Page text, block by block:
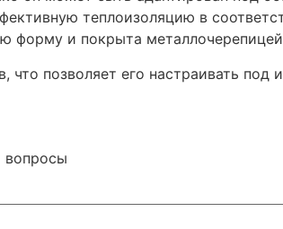
теплоизоляцию в
форму и покрыта
позволяет его настраивать под
вопросы